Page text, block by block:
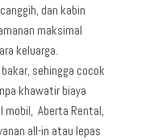
dan kabin
maksimal
keluarga.
sehingga cocok
khawatir biaya
mobil, Aberta Rental,
all-in atau lepas